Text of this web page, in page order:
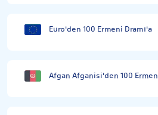
Euro'den 100 Ermeni Dramı'a
Afgan Afganisi'den 100